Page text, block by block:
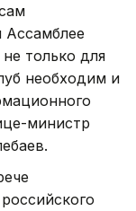
только для
необходим и
министр